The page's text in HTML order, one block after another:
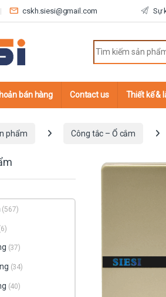
cskh.siesi@gmail.com Sự
bán hàng Contact us Thiết kế &
phẩm Công tắc – Ổ cắm
(567)
(37)
(34)
(40)